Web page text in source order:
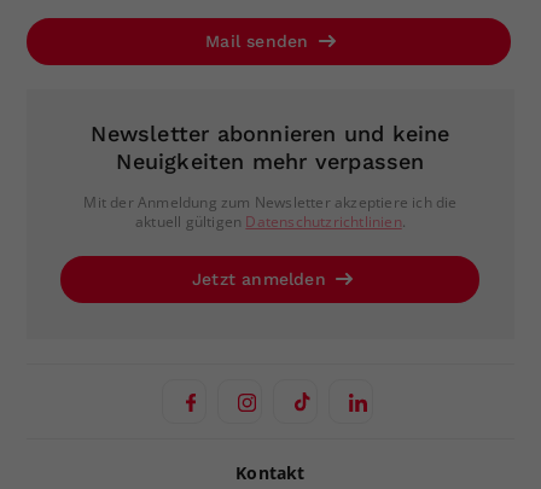
Mail senden
Newsletter abonnieren und keine
Neuigkeiten mehr verpassen
Mit der Anmeldung zum Newsletter akzeptiere ich die
aktuell gültigen Datenschutzrichtlinien.
Jetzt anmelden
Kontakt